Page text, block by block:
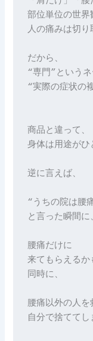
部位単位の世界
人の痛みは切り
だから、
“専門”という
“実際の症状の
商品と違って、
身体は用途がひ
逆に言えば、
“うちの院は腰
と言った瞬間に
腰痛だけに
来てもらえるか
同時に、
腰痛以外の人を
自分で捨ててし